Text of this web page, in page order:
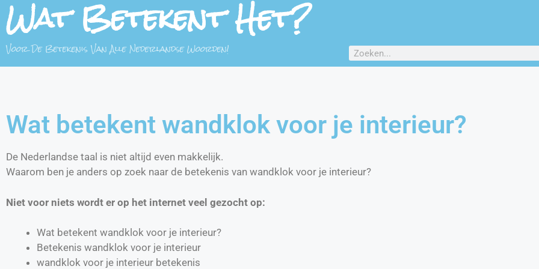
Wat Betekent Het?
Voor De Betekenis Van Alle Nederlandse Woorden!
Wat betekent wandklok voor je interieur?
De Nederlandse taal is niet altijd even makkelijk.
Waarom ben je anders op zoek naar de betekenis van wandklok voor je interieur?
Niet voor niets wordt er op het internet veel gezocht op:
Wat betekent wandklok voor je interieur?
Betekenis wandklok voor je interieur
wandklok voor je interieur betekenis